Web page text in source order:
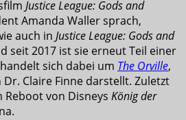
Justice League: Gods and
Amanda Waller sprach,
auch in Justice League: Gods and
seit 2017 ist sie erneut Teil einer
sich dabei um The Orville,
Claire Finne darstellt. Zuletzt
Reboot von Disneys König der